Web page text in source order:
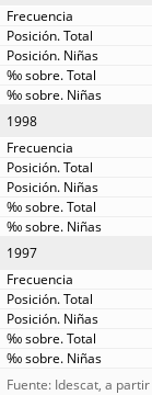
1998
1997
Fuente: Idescat, a